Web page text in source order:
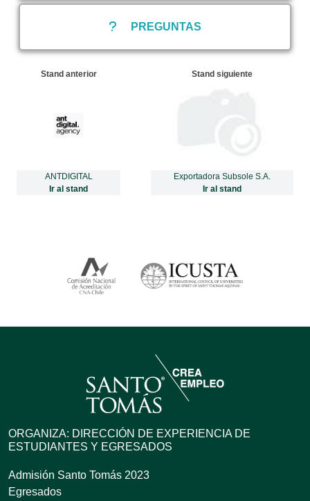
PREGUNTAS
Stand anterior
ANTDIGITAL
Ir al stand
Stand siguiente
Exportadora Subsole S.A.
Ir al stand
ORGANIZA: DIRECCIÓN DE EXPERIENCIA DE
ESTUDIANTES Y EGRESADOS
Admisión Santo Tomás 2023
Egresados